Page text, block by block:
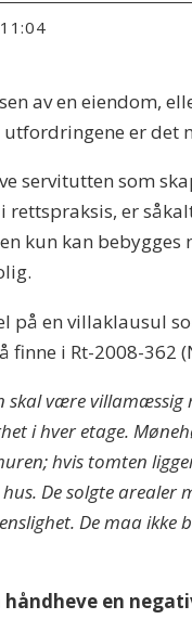
av en eiendom,
er det
servitutten som
rettspraksis, er
kun kan bebygges
på en villaklausul
finne i Rt-2008-362
skal være
i hver etage.
hvis tomten
De solgte arealer
De maa ikke
håndheve en